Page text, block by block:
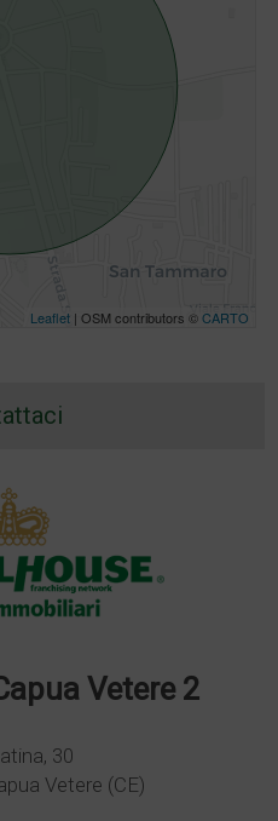
Leaflet| OSM contributors ©CARTO
Vetere 2
30
Vetere (CE)